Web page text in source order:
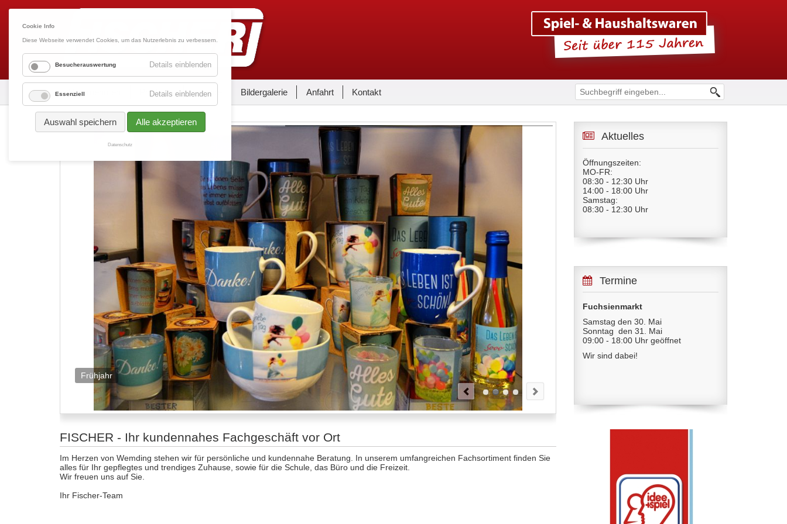
Cookie Info
Diese Webseite verwendet Cookies, um das Nutzerlebnis zu verbessern.
Besucherauswertung Details einblenden
Essenziell Details einblenden
Auswahl speichern Alle akzeptieren
Datenschutz
Unternehmen Produkte Service Bildergalerie Anfahrt Kontakt
Frühjahr
FISCHER - Ihr kundennahes Fachgeschäft vor Ort
Im Herzen von Wemding stehen wir für persönliche und kundennahe Beratung. In unserem umfangreichen Fachsortiment finden Sie
alles für Ihr gepflegtes und trendiges Zuhause, sowie für die Schule, das Büro und die Freizeit.
Wir freuen uns auf Sie.
Ihr Fischer-Team
Aktuelles
Öffnungszeiten:
MO-FR:
08:30 - 12:30 Uhr
14:00 - 18:00 Uhr
Samstag:
08:30 - 12:30 Uhr
Termine
Fuchsienmarkt
Samstag den 30. Mai
Sonntag den 31. Mai
09:00 - 18:00 Uhr geöffnet
Wir sind dabei!